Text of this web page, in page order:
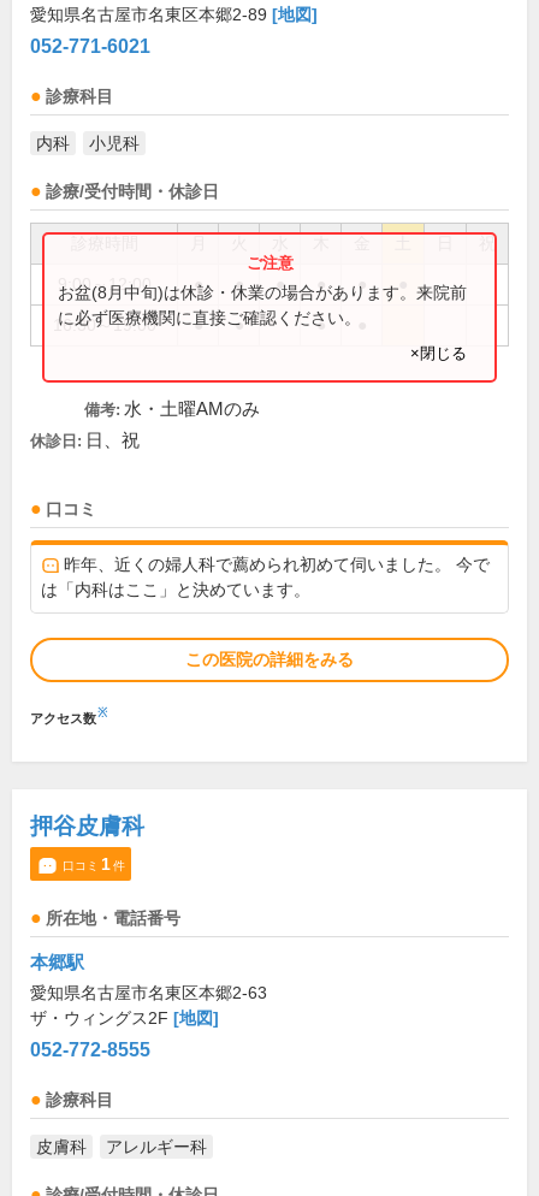
愛知県名古屋市名東区本郷2-89 [地図]
052-771-6021
診療科目
内科 小児科
診療/受付時間・休診日
祝
9:00～12:00 ● ● ● ● ●
16:30～19:00 ● ● ●
お盆(8月中旬)は休診・休業の場合があります。来院前
に必ず医療機関に直接ご確認ください。
×閉じる
備考: 水・土曜AMのみ
休診日: 日、祝
口コミ
昨年、近くの婦人科で薦められ初めて伺いました。 今で
は「内科はここ」と決めています。
この医院の詳細をみる
アクセス数※
押谷皮膚科
口コミ 1件
所在地・電話番号
本郷駅
愛知県名古屋市名東区本郷2-63
ザ・ウィングス2F [地図]
052-772-8555
診療科目
皮膚科 アレルギー科